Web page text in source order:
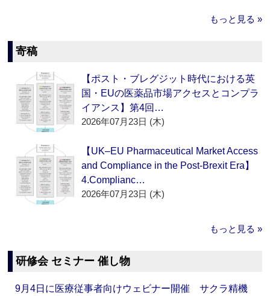
もっと見る »
寄稿
【ポスト・ブレグジット時代における英
国・EUの医薬品市場アクセスとコンプラ
イアンス】第4回…
2026年07月23日 (木)
【UK–EU Pharmaceutical Market Access
and Compliance in the Post-Brexit Era】
4.Complianc…
2026年07月23日 (木)
もっと見る »
研修会 セミナー 催し物
9月4日に医療従事者向けウェビナー開催 サクラ精機